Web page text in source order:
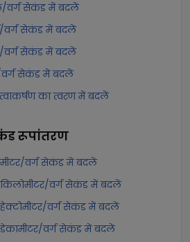
वर्ग सेकंड में बदलें
वर्ग सेकंड में बदलें
वर्ग सेकंड में बदलें
सेकंड में बदलें
का त्वरण में बदलें
रूपांतरण
वर्ग सेकंड में बदलें
वर्ग सेकंड में बदलें
वर्ग सेकंड में बदलें
वर्ग सेकंड में बदलें